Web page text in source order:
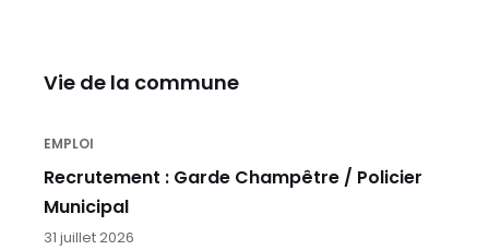
Vie de la commune
EMPLOI
Recrutement : Garde Champêtre / Policier
Municipal
31 juillet 2026